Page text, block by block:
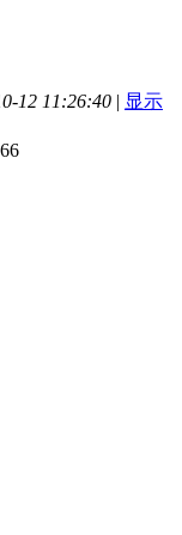
12 11:26:40 | 显示